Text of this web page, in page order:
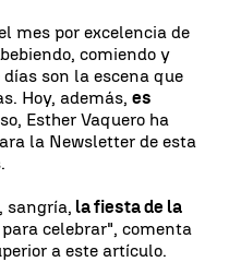
mes por excelencia de
comiendo y
son la escena que
Hoy, además, es
Esther Vaquero ha
la Newsletter de esta
sangría, la fiesta de la
celebrar", comenta
a este artículo.